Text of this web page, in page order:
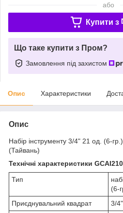
або
Купити з
Що таке купити з Пром?
Замовлення під захистом
Опис Характеристики
Опис
Набір інструменту 3/4" 21 од. (6-
(Тайвань)
Технічні характеристики
Тип
(6-
Приєднувальний квадрат
3/4"